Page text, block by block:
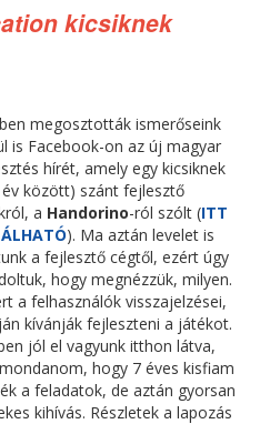
kicsiknek
megosztották ismerőseink
is Facebook-on az új magyar
hírét, amely egy kicsiknek
év között) szánt fejlesztő
a Handorino-ról szólt (ITT
). Ma aztán levelet is
a fejlesztő cégtől, ezért úgy
hogy megnézzük, milyen.
a felhasználók visszajelzései,
kívánják fejleszteni a játékot.
jól el vagyunk itthon látva,
hogy 7 éves kisfiam
a feladatok, de aztán gyorsan
kihívás. Részletek a lapozás